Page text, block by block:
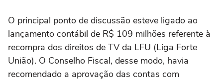
O principal ponto de discussão esteve ligado ao
lançamento contábil de R$ 109 milhões referente à
recompra dos direitos de TV da LFU (Liga Forte
União). O Conselho Fiscal, desse modo, havia
recomendado a aprovação das contas com